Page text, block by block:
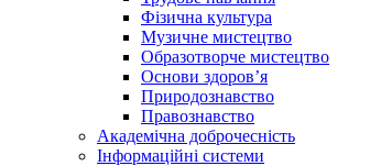
Фізична культура
Музичне мистецтво
Образотворче мистецтво
Основи здоров’я
Природознавство
Правознавство
Академічна доброчесність
Інформаційні системи